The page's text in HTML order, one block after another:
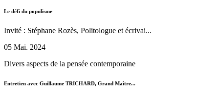
Le défi du populisme
Invité : Stéphane Rozès, Politologue et écrivai...
05 Mai. 2024
Divers aspects de la pensée contemporaine
Entretien avec Guillaume TRICHARD, Grand Maître...